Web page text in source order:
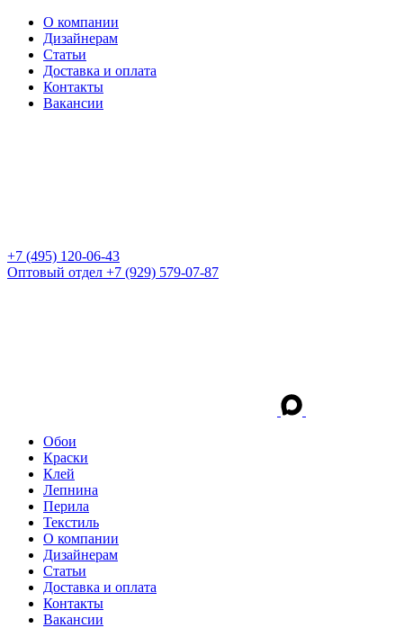
О компании
Дизайнерам
Статьи
Доставка и оплата
Контакты
Вакансии
+7 (495) 120-06-43
Оптовый отдел +7 (929) 579-07-87
Обои
Краски
Клей
Лепнина
Перила
Текстиль
О компании
Дизайнерам
Статьи
Доставка и оплата
Контакты
Вакансии